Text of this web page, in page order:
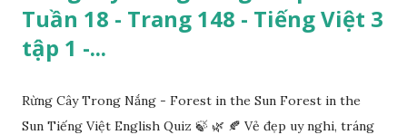
Tuần 18 - Trang 148 - Tiếng Việt 3
tập 1 -...
Rừng Cây Trong Nắng - Forest in the Sun Forest in the
Sun Tiếng Việt English Quiz 🍃 🌿 🍂 Vẻ đẹp uy nghi, tráng